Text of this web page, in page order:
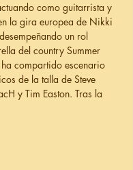
como guitarrista y
la gira europea de Nikki
un rol
del country Summer
compartido escenario
de la talla de Steve
y Tim Easton. Tras la